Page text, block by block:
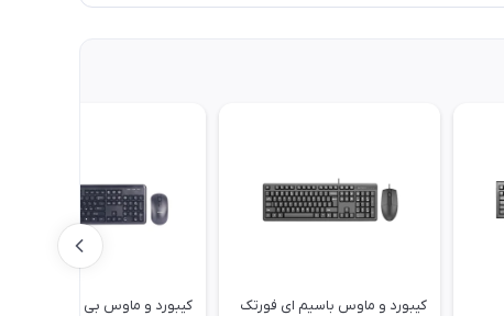
کیبورد و ماوس باسیم ای فورتک
کیبورد و ماوس بی سیم نوا مدل